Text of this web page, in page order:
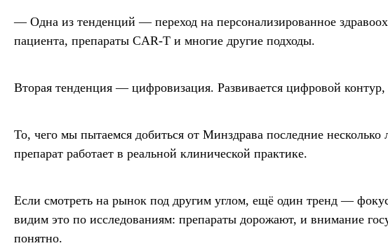
— Одна из тенденций — переход на персонализированное
пациента, препараты CAR-T и многие другие подходы.
Вторая тенденция — цифровизация. Развивается цифровой контур,
То, чего мы пытаемся добиться от Минздрава последние
препарат работает в реальной клинической практике.
Если смотреть на рынок под другим углом, ещё один тренд —
видим это по исследованиям: препараты дорожают, и внимание
понятно.